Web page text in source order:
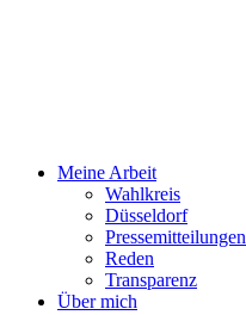
Meine Arbeit
Wahlkreis
Düsseldorf
Pressemitteilungen
Reden
Transparenz
Über mich